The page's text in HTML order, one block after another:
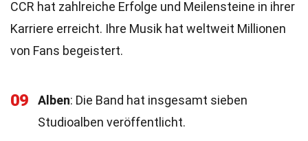
CCR hat zahlreiche Erfolge und Meilensteine in ihrer
Karriere erreicht. Ihre Musik hat weltweit Millionen
von Fans begeistert.
09 Alben: Die Band hat insgesamt sieben
Studioalben veröffentlicht.